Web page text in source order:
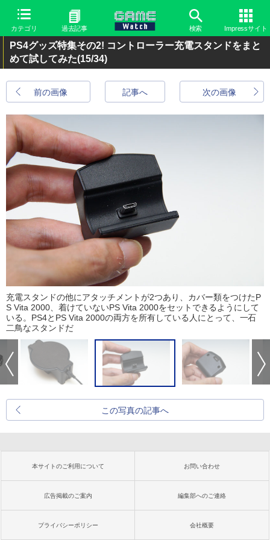
カテゴリ 過去記事 検索 Impressサイト
PS4グッズ特集その2! コントローラー充電スタンドをまと
めて試してみた(15/34)
前の画像 次の画像
記事へ
充電スタンドの他にアタッチメントが2つあり、カバー類をつけたP
S Vita 2000、着けていないPS Vita 2000をセットできるようにして
いる。PS4とPS Vita 2000の両方を所有している人にとって、一石
二鳥なスタンドだ
この写真の記事へ
本サイトのご利用について お問い合わせ
広告掲載のご案内 編集部へのご連絡
プライバシーポリシー 会社概要